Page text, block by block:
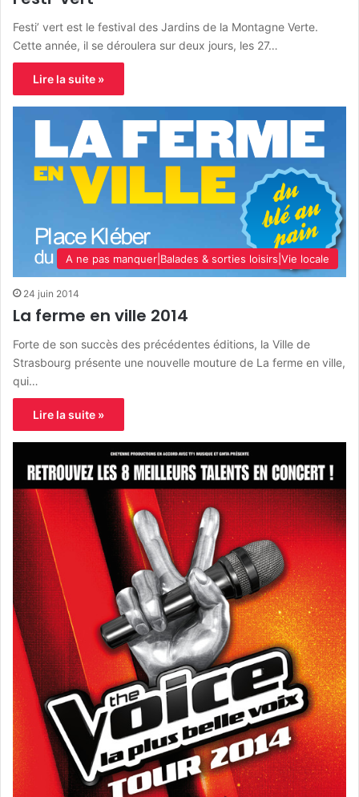
Festi’ vert est le festival des Jardins de la Montagne Verte.
Cette année, il se déroulera sur deux jours, les 27…
Lire la suite »
A ne pas manquer|Balades & sorties loisirs|Vie locale
24 juin 2014
La ferme en ville 2014
Forte de son succès des précédentes éditions, la Ville de
Strasbourg présente une nouvelle mouture de La ferme en ville,
qui…
Lire la suite »